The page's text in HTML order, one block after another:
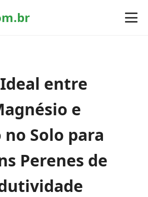
entre
e
no Solo para
Perenes de